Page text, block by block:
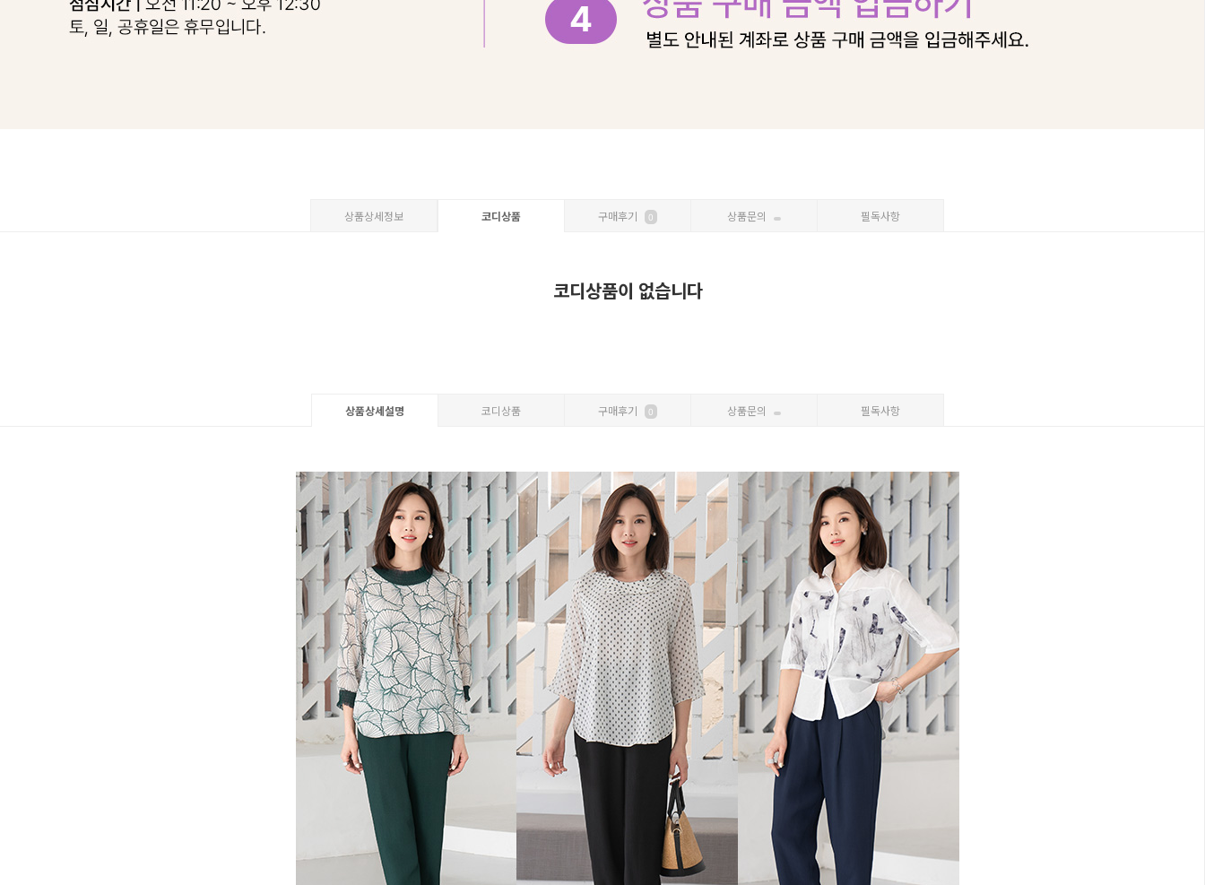
상품상세정보 코디상품 구매후기 0 상품문의 필독사항
코디상품이 없습니다
상품상세설명 코디상품 구매후기 0 상품문의 필독사항